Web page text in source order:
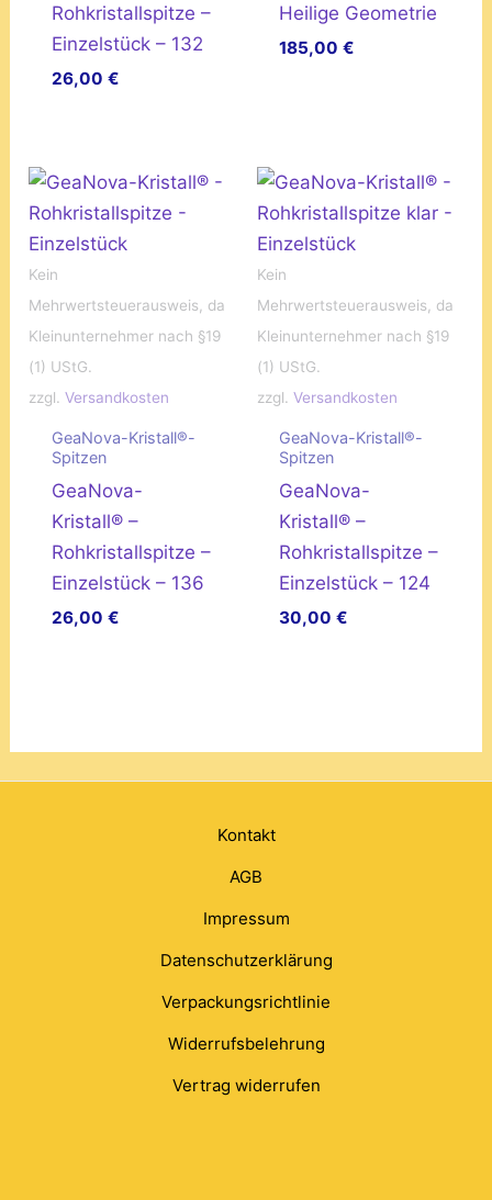
Rohkristallspitze –
Einzelstück – 132
26,00 €
Heilige Geometrie
185,00€
Kein
Mehrwertsteuerausweis, da
Kleinunternehmer nach §19
(1) UStG.
zzgl.Versandkosten
GeaNova-Kristall®-
Spitzen
GeaNova-
Kristall® –
Rohkristallspitze –
Einzelstück – 136
26,00 €
Kein
Mehrwertsteuerausweis, da
Kleinunternehmer nach §19
(1) UStG.
zzgl. Versandkosten
GeaNova-Kristall®-
Spitzen
GeaNova-
Kristall® –
Rohkristallspitze –
Einzelstück – 124
30,00€
Kontakt
AGB
Impressum
Datenschutzerklärung
Verpackungsrichtlinie
Widerrufsbelehrung
Vertrag widerrufen